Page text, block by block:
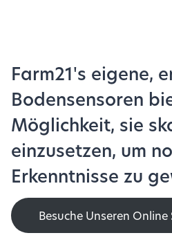
Farm21's eigene,
Bodensensoren
Möglichkeit, sie
einzusetzen, um
Erkenntnisse zu
Besuche Unseren Online